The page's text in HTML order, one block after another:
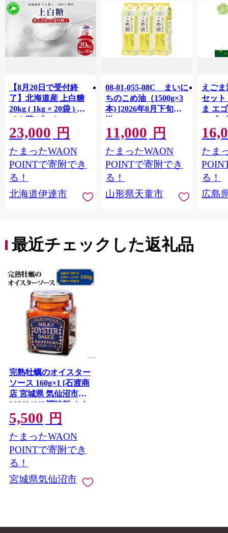
【8月20日で受付終
了】北海道産 上白糖
20kg ( 1kg × 20袋 ) ｜
てん菜 ビート 100%
使用 国産 砂糖 てんさ
い糖 業務用 工場直送
送料無料 北海道 伊達
市
23,000 円
たまったWAON
POINTで寄附でき
る！
北海道伊達市
08-01-055-08C まいに
ちのこめ油（1500g×3
本) [2026年8月下旬発
送]
11,000 円
たまったWAON
POINTで寄附でき
る！
山形県天童市
えごま
セッ
ま エ
エゴ
り 国
たま
る！
広島
最近チェックした返礼品
完熟牡蠣のオイスター
ソース 160g×1 [石渡商
店 宮城県 気仙沼市
20563408] 調味料 カキ
牡蠣 かき オイスター
ソース
5,500 円
たまったWAON
POINTで寄附でき
る！
宮城県気仙沼市